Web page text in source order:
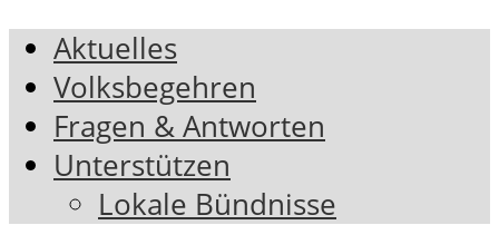
Aktuelles
Volksbegehren
Fragen & Antworten
Unterstützen
Lokale Bündnisse